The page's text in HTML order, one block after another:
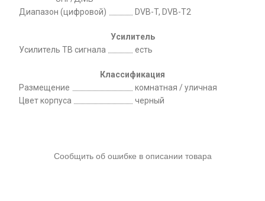
Диапазон (цифровой) DVB-T, DVB-T2
Усилитель
Усилитель ТВ сигнала
есть
Классификация
Размещение
комнатная / уличная
Цвет корпуса
черный
Сообщить об ошибке в описании товара